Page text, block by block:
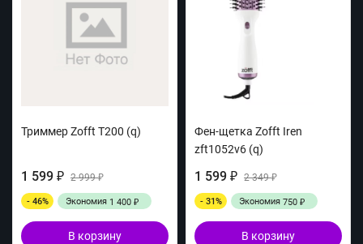
Триммер Zofft T200 (q)
1 599 ₽ 2 999₽
- 46% Экономия 1 400 ₽
В корзину
Фен-щетка Zofft Iren
zft1052v6 (q)
1 599 ₽ 2 349₽
- 31% Экономия 750 ₽
В корзину